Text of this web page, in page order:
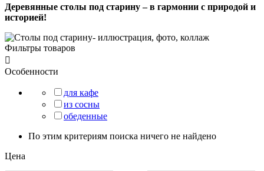
Деревянные столы под старину – в гармонии с природой и
историей!
Фильтры товаров

Особенности
для кафе
из сосны
обеденные
По этим критериям поиска ничего не найдено
Цена